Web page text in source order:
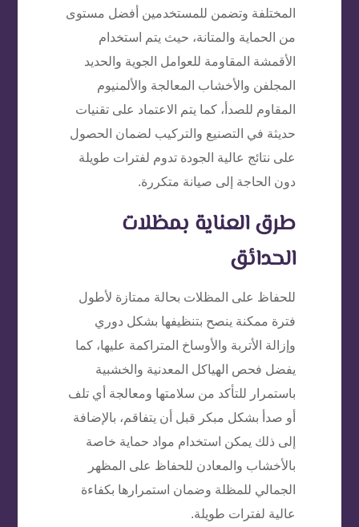
المختلفة وتضمن للمستخدمين أفضل مستوى
من الحماية والمتانة، حيث يتم استخدام
الأقمشة المقاومة للعوامل الجوية والحديد
المجلفن والأخشاب المعالجة والألمنيوم
المقاوم للصدأ، كما يتم الاعتماد على تقنيات
حديثة في التصنيع والتركيب لضمان الحصول
على نتائج عالية الجودة تدوم لفترات طويلة
دون الحاجة إلى صيانة متكررة.
طرق العناية بمظلات
الحدائق
للحفاظ على المظلات بحالة ممتازة لأطول
فترة ممكنة ينصح بتنظيفها بشكل دوري
وإزالة الأتربة والأوساخ المتراكمة عليها، كما
يفضل فحص الهياكل المعدنية والخشبية
باستمرار للتأكد من سلامتها ومعالجة أي تلف
أو صدأ بشكل مبكر قبل أن يتفاقم، بالإضافة
إلى ذلك يمكن استخدام مواد حماية خاصة
بالأخشاب والمعادن للحفاظ على المظهر
الجمالي للمظلة وضمان استمرارها بكفاءة
عالية لفترات طويلة.